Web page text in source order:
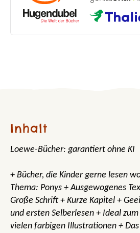
Inhalt
Loewe-Bücher: garantiert ohne KI
+ Bücher, die Kinder gerne lesen
Thema: Ponys + Ausgewogenes
Große Schrift + Kurze Kapitel +
und ersten Selberlesen + Ideal
vielen farbigen Illustrationen +